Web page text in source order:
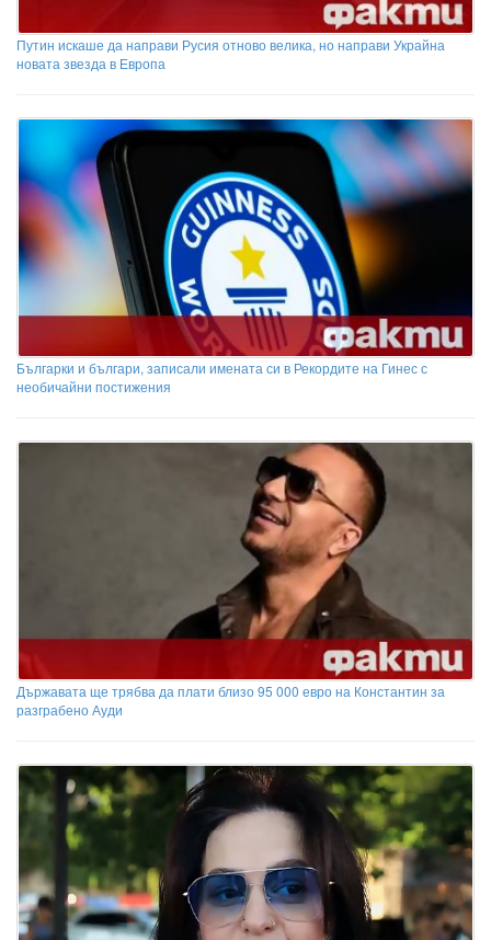
Путин искаше да направи Русия отново велика, но направи Украйна
новата звезда в Европа
Българки и българи, записали имената си в Рекордите на Гинес с
необичайни постижения
Държавата ще трябва да плати близо 95 000 евро на Константин за
разграбено Ауди